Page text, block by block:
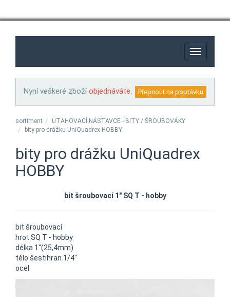
Toggle
navigation
Nyní veškeré zbožíobjednáváte.
sortiment
UTAHOVACÍ NÁSTAVCE - BITY / ŠROUBOVÁKY
bity pro drážku UniQuadrex HOBBY
bity pro drážku UniQuadrex
HOBBY
bit šroubovací 1" SQ T - hobby
bit šroubovací
hrot SQ T - hobby
délka 1"(25,4mm)
tělo šestihran.1/4"
ocel